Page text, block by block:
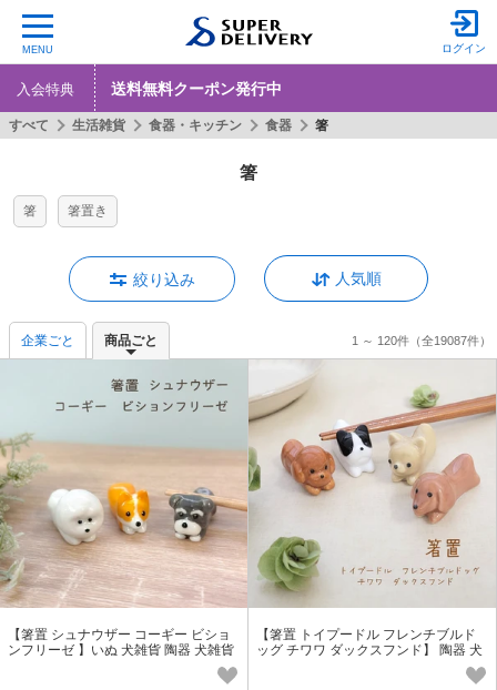
MENU ログイン
入会特典 送料無料クーポン発行中
箸
箸 箸置き
すべて 生活雑貨 食器・キッチン 食器 箸
絞り込み 人気順
企業ごと 商品ごと 1 ～ 120件（全19087件）
【箸置 シュナウザー コーギー ビショ
ンフリーゼ 】いぬ 犬雑貨 陶器 犬雑貨
【箸置 トイプードル フレンチブルド
ッグ チワワ ダックスフンド】 陶器 犬